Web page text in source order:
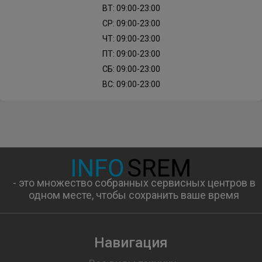
ВТ: 09:00-23:00
СР: 09:00-23:00
ЧТ: 09:00-23:00
ПТ: 09:00-23:00
СБ: 09:00-23:00
ВС: 09:00-23:00
- это множество собранных сервисных центров в
одном месте, чтобы сохранить ваше время
Навигация